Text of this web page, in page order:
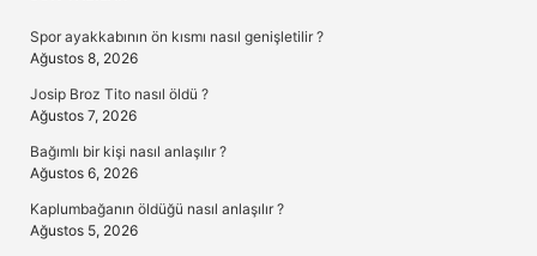
Spor ayakkabının ön kısmı nasıl genişletilir ?
Ağustos 8, 2026
Josip Broz Tito nasıl öldü ?
Ağustos 7, 2026
Bağımlı bir kişi nasıl anlaşılır ?
Ağustos 6, 2026
Kaplumbağanın öldüğü nasıl anlaşılır ?
Ağustos 5, 2026